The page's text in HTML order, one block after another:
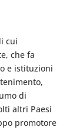
cui
che fa
e istituzioni
di
altri Paesi
promotore